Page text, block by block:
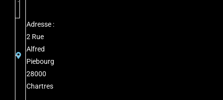
Adresse :
2 Rue
Alfred
Piebourg
28000
Chartres